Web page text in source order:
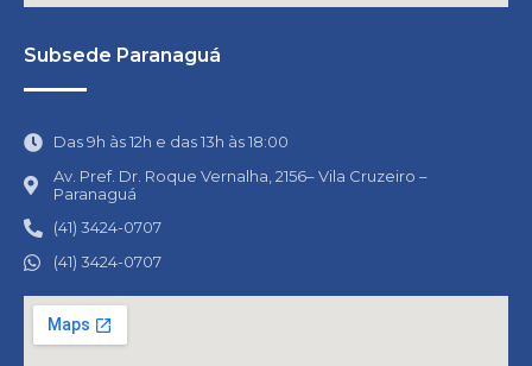
Subsede Paranaguá
Das 9h às 12h e das 13h às 18:00
Av. Pref. Dr. Roque Vernalha, 2156– Vila Cruzeiro –
Paranaguá
(41) 3424-0707
(41) 3424-0707